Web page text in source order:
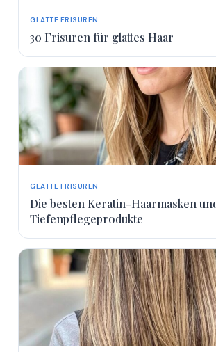
GLATTE FRISUREN
30 Frisuren für glattes Haar
GLATTE FRISUREN
Die besten Keratin-Haarmasken
Tiefenpflegeprodukte